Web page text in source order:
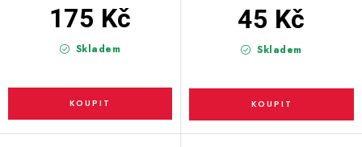
Skladem
175 Kč
Skladem
45 Kč